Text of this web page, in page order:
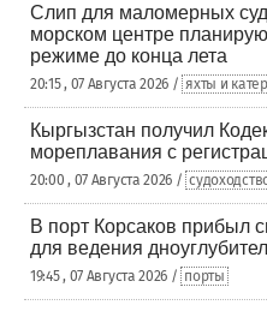
Слип для маломерных
морском центре
режиме до конца лета
20:15 , 07 Августа 2026 / яхты и
Кыргызстан получил
мореплавания с
20:00 , 07 Августа 2026 /
В порт Корсаков прибыл
для ведения
19:45 , 07 Августа 2026 / порты